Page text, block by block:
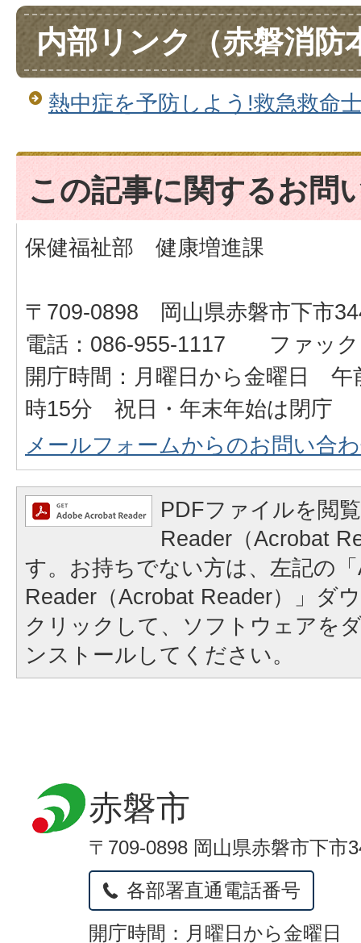
内部リンク（赤磐消防
熱中症を予防しよう!救急救命
この記事に関するお問
保健福祉部 健康増進課
〒709-0898 岡山県赤磐市下市
電話：086-955-1117 ファック
開庁時間：月曜日から金曜日 午
時15分 祝日・年末年始は閉庁
メールフォームからのお問い合
PDFファイルを閲
Reader（Acrobat
す。お持ちでない方は、左記の
Reader（Acrobat Reader）」ダ
クリックして、ソフトウェアを
ンストールしてください。
赤磐市
〒709-0898 岡山県赤磐市下市
各部署直通電話番号
開庁時間：月曜日から金曜日